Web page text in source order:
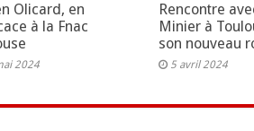
Olicard, en
à la Fnac
2024
Rencontre
Minier à
son nouveau
5 avril 2024